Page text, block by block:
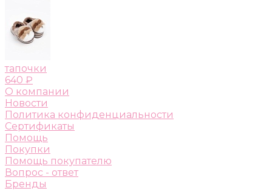
тапочки
640 ₽
О компании
Новости
Политика конфиденциальности
Сертификаты
Помощь
Покупки
Помощь покупателю
Вопрос - ответ
Бренды